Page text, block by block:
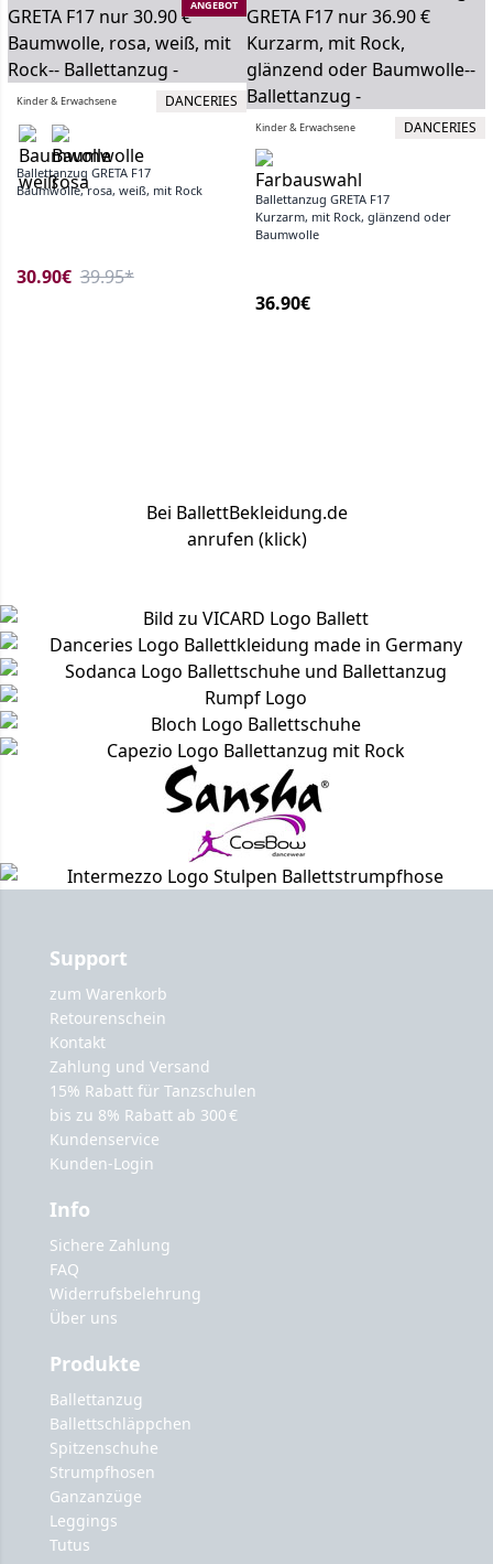
ANGEBOT
Kinder & Erwachsene DANCERIES
Ballettanzug GRETA F17
Baumwolle, rosa, weiß, mit Rock
30.90€ 39.95*
Kinder & Erwachsene DANCERIES
Ballettanzug GRETA F17
Kurzarm, mit Rock, glänzend oder
Baumwolle
36.90€
Bei BallettBekleidung.de
anrufen (klick)
Support
zum Warenkorb
Retourenschein
Kontakt
Zahlung und Versand
15% Rabatt für Tanzschulen
bis zu 8% Rabatt ab 300 €
Kundenservice
Kunden-Login
Info
Sichere Zahlung
FAQ
Widerrufsbelehrung
Über uns
Produkte
Ballettanzug
Ballettschläppchen
Spitzenschuhe
Strumpfhosen
Ganzanzüge
Leggings
Tutus